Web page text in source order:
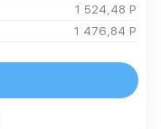
1 524,48 Р
1 476,84 Р